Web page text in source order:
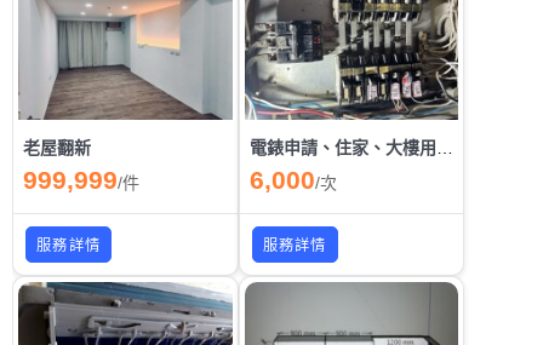
老屋翻新
999,999/件
服務詳情
6,000/次
服務詳情